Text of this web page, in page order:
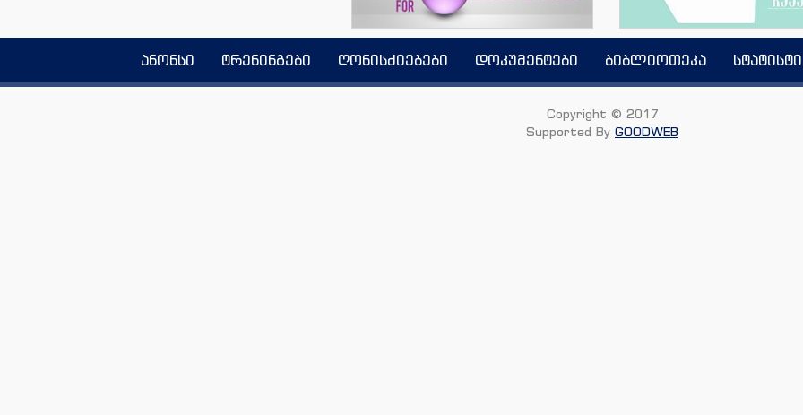
ანონსი ტრენინგები ღონისძიებები დოკუმენტები ბიბლიოთეკა
Copyright © 2017
Supported By GOODWEB